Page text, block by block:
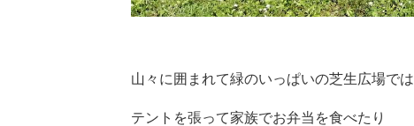
山々に囲まれて緑のいっぱいの芝生広場では
テントを張って家族でお弁当を食べたり